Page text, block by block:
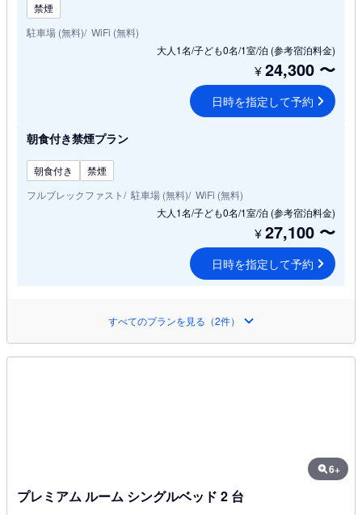
禁煙
駐車場 (無料) WiFi (無料)
大人1名/子ども0名/1室/泊 (参考宿泊料金)
¥24,300 〜
日時を指定して予約
朝食付き禁煙プラン
朝食付き
禁煙
フルブレックファスト
駐車場 (無料) WiFi (無料)
大人1名/子ども0名/1室/泊 (参考宿泊料金)
¥27,100 〜
日時を指定して予約
すべてのプランを見る（2件）
6+
プレミアム ルーム シングルベッド 2 台